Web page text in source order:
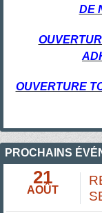
DE
OUVERTURE
PROCHAINS
21
AOÛT